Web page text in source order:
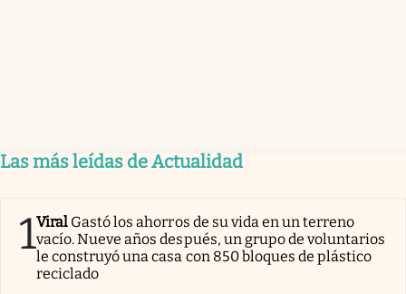
Las más leídas de Actualidad
1Viral Gastó los ahorros de su vida en un terreno
vacío. Nueve años después, un grupo de voluntarios
le construyó una casa con 850 bloques de plástico
reciclado